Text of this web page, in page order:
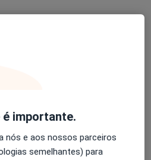
Campos
- Psicólogo Clínico (Lisboa)
importante.
nós e aos nossos parceiros
semelhantes) para